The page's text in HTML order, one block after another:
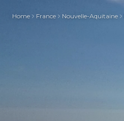
Home France Nouvelle-Aquitaine